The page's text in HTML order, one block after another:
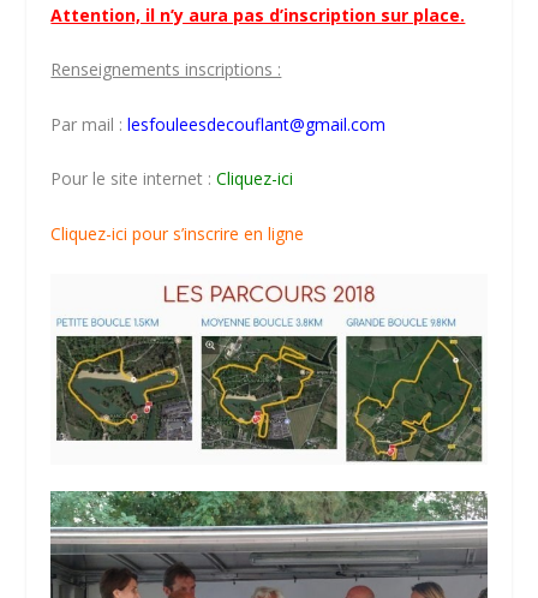
Attention, il n’y aura pas d’inscription sur place.
Renseignements inscriptions :
Par mail :lesfouleesdecouflant@gmail.com
Pour le site internet :Cliquez-ici
Cliquez-ici pour s’inscrire en ligne